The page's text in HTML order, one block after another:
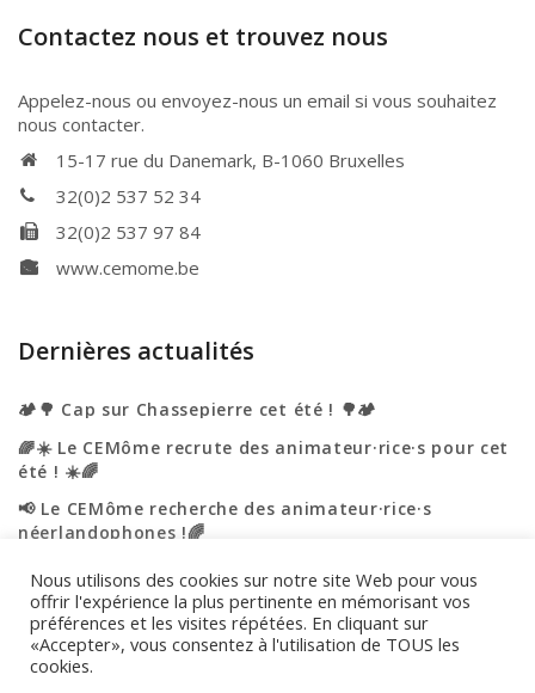
Contactez nous et trouvez nous
Appelez-nous ou envoyez-nous un email si vous souhaitez
nous contacter.
15-17 rue du Danemark, B-1060 Bruxelles
32(0)2 537 52 34
32(0)2 537 97 84
www.cemome.be
Dernières actualités
🏕️🌳 Cap sur Chassepierre cet été ! 🌳🏕️
🌈☀️ Le CEMôme recrute des animateur·rice·s pour cet
été ! ☀️🌈
📢 Le CEMôme recherche des animateur·rice·s
néerlandophones !🌈
☀️🌈 L’été s’annonce haut en couleurs au CEMôme ! 🌈
☀️
🎉 Portes ouvertes – On vous accueille ! 🎉
Nous utilisons des cookies sur notre site Web pour vous
offrir l'expérience la plus pertinente en mémorisant vos
préférences et les visites répétées. En cliquant sur
«Accepter», vous consentez à l'utilisation de TOUS les
cookies.